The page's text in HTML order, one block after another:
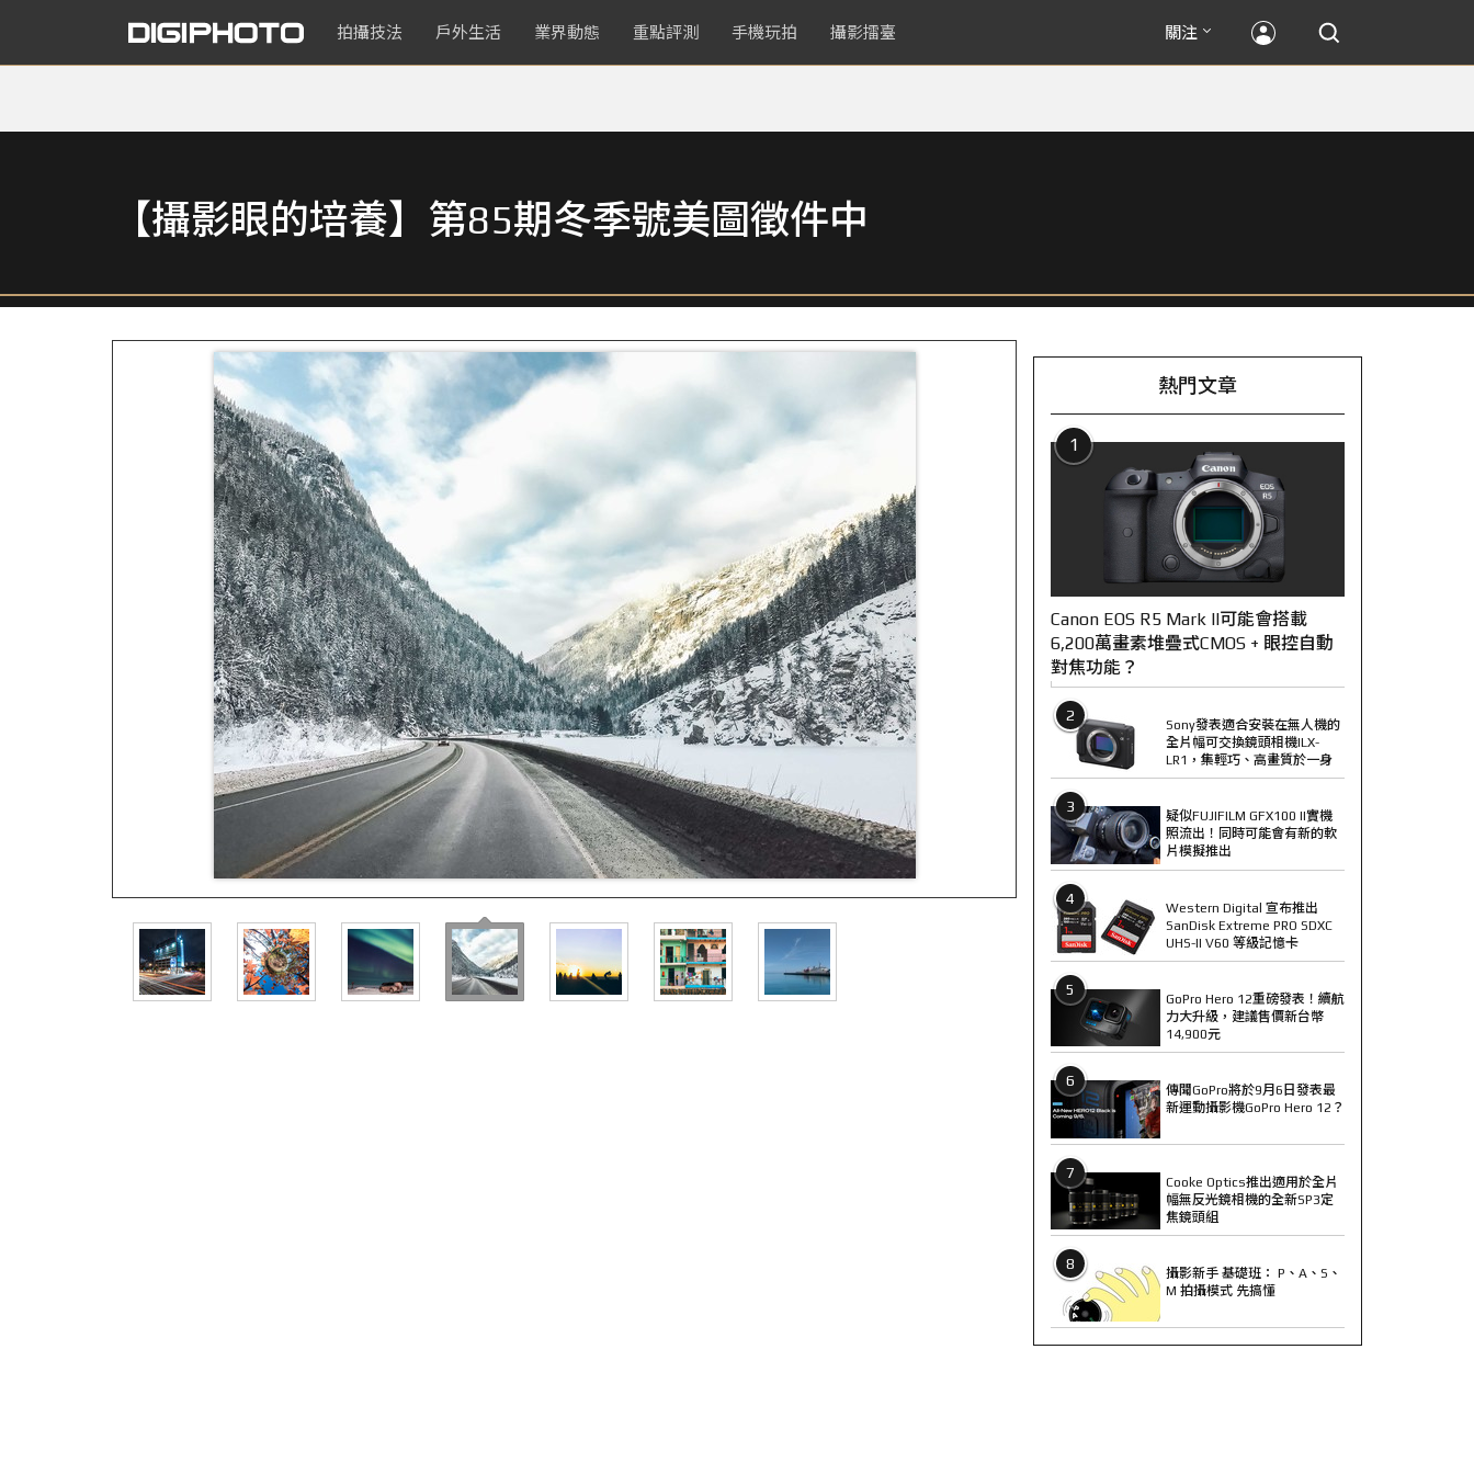
拍攝技法 戶外生活 業界動態 重點評測 手機玩拍 攝影擂臺 關注
【攝影眼的培養】第85期冬季號美圖徵件中
熱門文章
1
Canon EOS R5 Mark II可能會搭載
6,200萬畫素堆疊式CMOS + 眼控自動
對焦功能？
2
Sony發表適合安裝在無人機的
全片幅可交換鏡頭相機ILX-
LR1，集輕巧、高畫質於一身
3
疑似FUJIFILM GFX100 II實機
照流出！同時可能會有新的軟
片模擬推出
4
Western Digital 宣布推出
SanDisk Extreme PRO SDXC
UHS-II V60 等級記憶卡
5
GoPro Hero 12重磅發表！續航
力大升級，建議售價新台幣
14,900元
6
傳聞GoPro將於9月6日發表最
新運動攝影機GoPro Hero 12？
7
Cooke Optics推出適用於全片
幅無反光鏡相機的全新SP3定
焦鏡頭組
8
攝影新手 基礎班： P、A、S、
M 拍攝模式 先搞懂